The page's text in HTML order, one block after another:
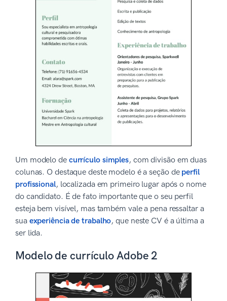
Um modelo de currículo simples, com divisão em duas
colunas. O destaque deste modelo é a seção de perfil
profissional, localizada em primeiro lugar após o nome
do candidato. É de fato importante que o seu perfil
esteja bem visível, mas também vale a pena ressaltar a
sua experiência de trabalho, que neste CV é a última a
ser lida.
Modelo de currículo Adobe 2